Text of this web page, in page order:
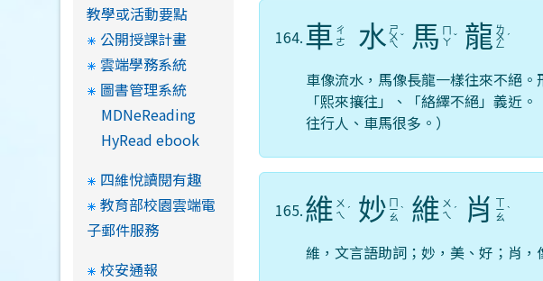
164.車 ㄔ
ㄜ
水 ㄕ
ㄨ
ㄟ
ˇ 馬 ㄇ
ㄚ ˇ 龍 ㄌ
ㄨ
ㄥ
ˊ
車像流水，馬像長龍一樣往來不絕
「熙來攘往」、「絡繹不絕」義近
往行人、車馬很多。）
165.維 ㄨ
ㄟ ˊ 妙 ㄇ
ㄧ
ㄠ
ˋ 維 ㄨ
ㄟ ˊ 肖 ㄒ
ㄧ
ㄠ
ˋ
維，文言語助詞；妙，美、好；肖
教學或活動要點
公開授課計畫
雲端學務系統
圖書管理系統
MDNeReading
HyRead ebook
四維悅讀閱有趣
教育部校園雲端電
子郵件服務
校安通報